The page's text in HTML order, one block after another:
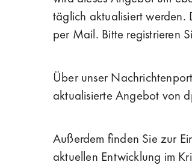
täglich aktualisiert werden.
per Mail. Bitte registrieren
Über unser
aktualisierte Angebot von
Außerdem finden Sie zur
aktuellen Entwicklung im